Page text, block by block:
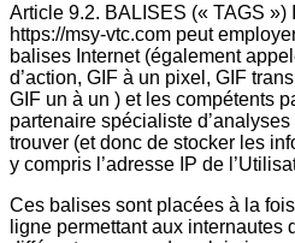
Article 9.2. BALISES (« TAGS »)
https://msy-vtc.com peut
balises Internet (également
d’action, GIF à un pixel, GIF
GIF un à un ) et les compétents
partenaire spécialiste
trouver (et donc de stocker les
y compris l’adresse IP de
Ces balises sont placées à la
ligne permettant aux internautes